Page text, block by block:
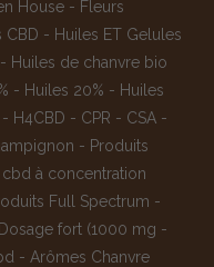
House - Fleurs
CBD - Huiles ET Gelules
- Huiles de chanvre bio
- Huiles 20% - Huiles
- H4CBD - CPR - CSA -
- Produits
cbd à concentration
Full Spectrum -
fort (1000 mg -
- Arômes Chanvre